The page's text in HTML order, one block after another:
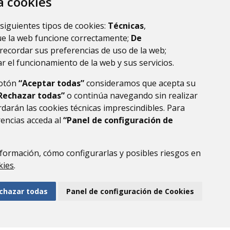
tipos de cookies: Técnicas,
la web funcione correctamente; De
sus preferencias de uso de la web;
el funcionamiento de la web y sus servicios.
“Aceptar todas”consideramos que acepta su
todas”o continúa navegando sin realizar
las cookies técnicas imprescindibles. Para
acceda al “Panel de configuración de
cómo configurarlas y posibles riesgos en
.
todas Panel de configuración de Cookies
DATOS ACCESIBILIDAD POLÍTICA DE COOKIES